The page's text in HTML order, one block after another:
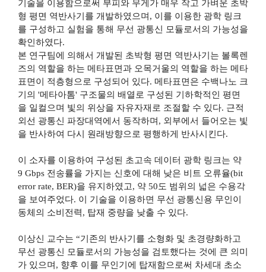
기술을 이용함으로써 부피와 무게가 매우 작고 가벼운 초박
형 평면 역반사기를 개발하였으며 , 이를 이용한 광학 링크
를 구성하고 실험을 통해 무선 광통신 모듈로서의 가능성을
확인하였다.
본 연구팀에 의해서 개발된 초박형 평면 역반사기는 볼록렌
즈의 역할을 하는 메타표면과 오목거울의 역할을 하는 메타
표면이 적층형으로 구성되어 있다. 메타표면은 수백나노 크
기의 '메타아톰' 구조물의 배열로 구성된 기하학적인 평면
을 일컬으며 빛의 위상을 자유자재로 조절할 수 있다. 근적
외선 광통신 파장대역에서 동작하며 , 외부에서 들어오는 빛
을 반사하여 다시 원래방향으로 평행하게 반사시킨다.
이 소자를 이용하여 구성된 초고속 데이터 광학 링크는 약
9 Gbps 전송률을 가지는 신호에 대해 낮은 비트 오류율(bit
error rate, BER)을 유지하였고, 약 50도 범위의 넓은 수용각
을 보여주었다. 이 기술을 이용하면 무선 광통신용 무인이
동체의 소비전력, 탑재 중량을 낮출 수 있다.
이상신 교수는 “기존의 반사기를 소형화 및 초경량화하고
무선 광통신 모듈로서의 가능성을 검토했다는 것에 큰 의미
가 있으며 , 향후 이를 무인기에 탑재함으로써 차세대 초소